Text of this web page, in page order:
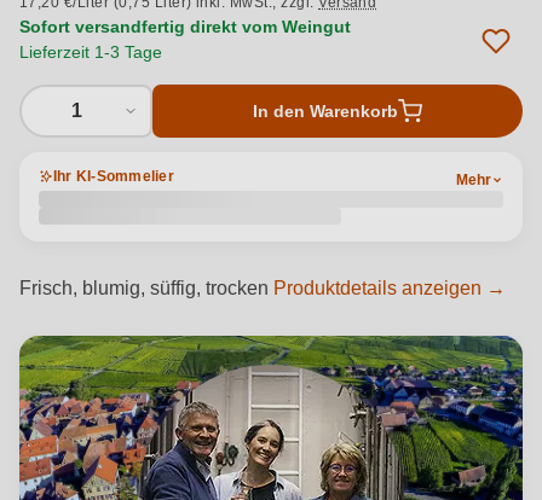
Sofort versandfertig direkt vom Weingut
Lieferzeit 1-3 Tage
1 In den Warenkorb
Ihr KI-Sommelier Mehr
Frisch, blumig, süffig, trocken Produktdetails anzeigen →